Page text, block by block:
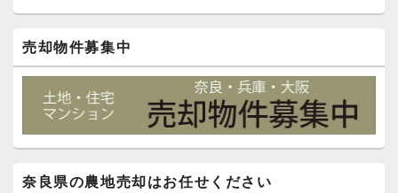
ア売却物件募集中
奈良県の農地売却はお任せください